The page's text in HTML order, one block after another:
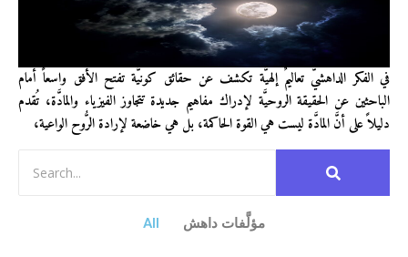
في الفكر الداهشيّ تعاليمٌ إلهيَّة تكشف عن حقائق كونيَّة تفتح الأفق واسعاً أمام
الباحثين عن الحقيقة الروحيَّة لإدراك مفاهيم جديدة تتجاوز الفيزياء والمادَّة، تُقدم
دليلاً على أنَّ المادَّة ليست هي القوة الحاكمة، بل هي خاضعة لإرادة الرُّوح الواعية،
All مؤلَّفات داهش